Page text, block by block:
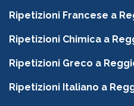
Ripetizioni Francese a
Ripetizioni Chimica a
Ripetizioni Greco a
Ripetizioni Italiano a